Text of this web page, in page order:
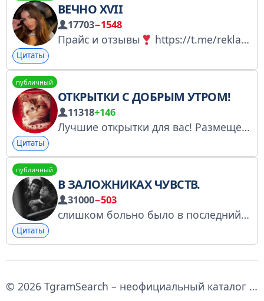
ВЕЧНО XVII
17703−1548
Прайс и отзывы https://t.me/reklamaXVII
Цитаты
публичный
ОТКРЫТКИ С ДОБРЫМ УТРОМ!
11318+146
Лучшие открытки для вас! Размещение рекламы - https://t.me/+iuEZHv1HctFjNjEy Реклама и Расписание: @hotmeads13bot
Цитаты
публичный
В ЗАЛОЖНИКАХ ЧУВСТВ.
31000−503
слишком больно было в последний раз, чтобы рискнуть снова. связь: @stanik
Цитаты
© 2026 TgramSearch – неофициальный каталог и поиск по Telegram каналам.